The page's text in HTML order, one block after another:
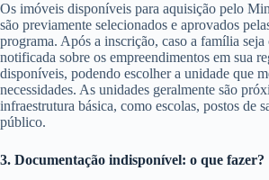
Os imóveis disponíveis para aquisição pelo
são previamente selecionados e aprovados
programa. Após a inscrição, caso a família seja
notificada sobre os empreendimentos em sua
disponíveis, podendo escolher a unidade que
necessidades. As unidades geralmente são
infraestrutura básica, como escolas, postos de
público.
3. Documentação indisponível: o que fazer?